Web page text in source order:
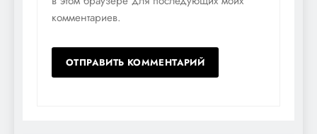
комментариев.